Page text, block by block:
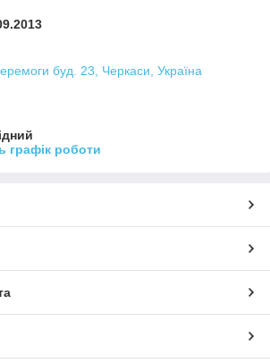
буд. 23, Черкаси, Україна
графік роботи